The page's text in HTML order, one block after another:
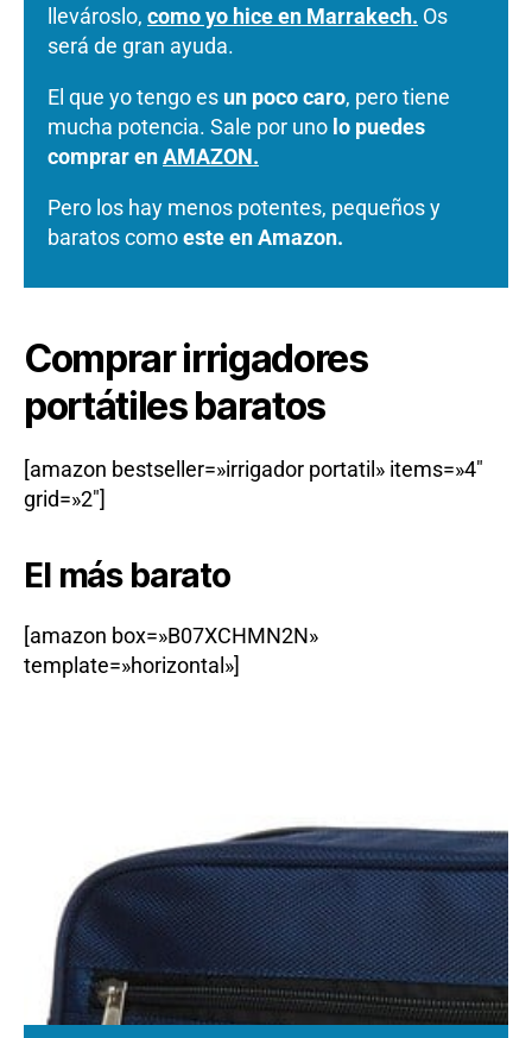
llevároslo, como yo hice en Marrakech. Os
será de gran ayuda.
El que yo tengo es un poco caro, pero tiene
mucha potencia. Sale por uno lo puedes
comprar enAMAZON.
Pero los hay menos potentes, pequeños y
baratos comoeste en Amazon.
Comprar irrigadores
portátiles baratos
[amazon bestseller=»irrigador portatil» items=»4″
grid=»2″]
El más barato
[amazon box=»B07XCHMN2N»
template=»horizontal»]